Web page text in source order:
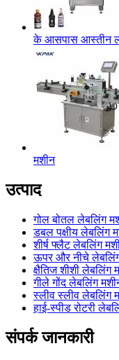
के आसपास आस्तीन
मशीन
उत्पाद
गोल बोतल लेबलिंग
डबल पक्षीय लेबलिंग
शीर्ष फ्लैट लेबलिंग
ऊपर और नीचे
क्षैतिज शीशी लेबलिंग
गीले गोंद लेबलिंग
स्लीव स्लीव लेबलिंग
हाई-स्पीड रोटरी
संपर्क जानकारी